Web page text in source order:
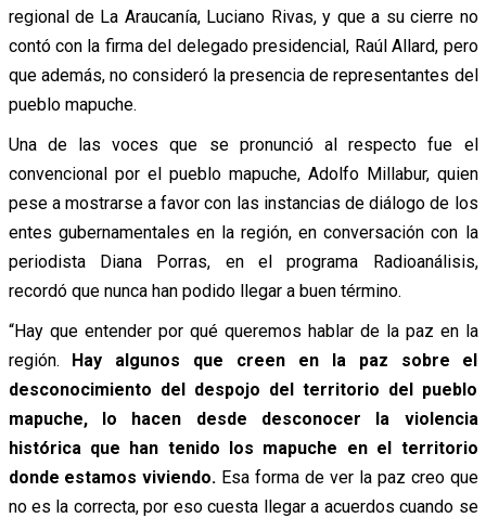
regional de La Araucanía, Luciano Rivas, y que a su cierre no
contó con la firma del delegado presidencial, Raúl Allard, pero
que además, no consideró la presencia de representantes del
pueblo mapuche.
Una de las voces que se pronunció al respecto fue el
convencional por el pueblo mapuche, Adolfo Millabur, quien
pese a mostrarse a favor con las instancias de diálogo de los
entes gubernamentales en la región, en conversación con la
periodista Diana Porras, en el programa Radioanálisis,
recordó que nunca han podido llegar a buen término.
“Hay que entender por qué queremos hablar de la paz en la
región. Hay algunos que creen en la paz sobre el
desconocimiento del despojo del territorio del pueblo
mapuche, lo hacen desde desconocer la violencia
histórica que han tenido los mapuche en el territorio
donde estamos viviendo. Esa forma de ver la paz creo que
no es la correcta, por eso cuesta llegar a acuerdos cuando se